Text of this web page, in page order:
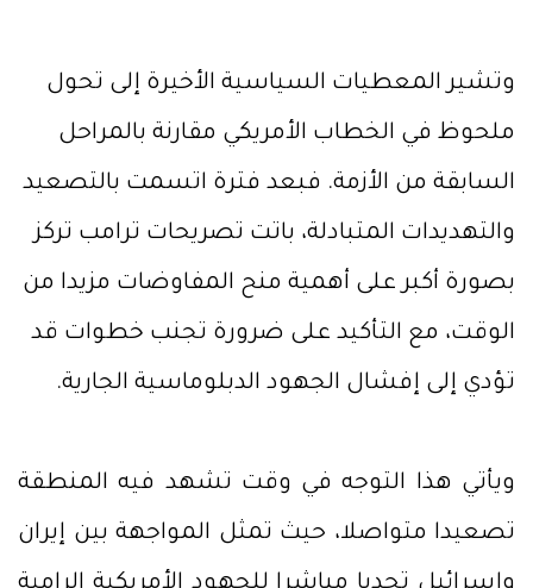
وتشير المعطيات السياسية الأخيرة إلى تحول
ملحوظ في الخطاب الأمريكي مقارنة بالمراحل
السابقة من الأزمة. فبعد فترة اتسمت بالتصعيد
والتهديدات المتبادلة، باتت تصريحات ترامب تركز
بصورة أكبر على أهمية منح المفاوضات مزيدا من
الوقت، مع التأكيد على ضرورة تجنب خطوات قد
تؤدي إلى إفشال الجهود الدبلوماسية الجارية.
ويأتي هذا التوجه في وقت تشهد فيه المنطقة
تصعيدا متواصلا، حيث تمثل المواجهة بين إيران